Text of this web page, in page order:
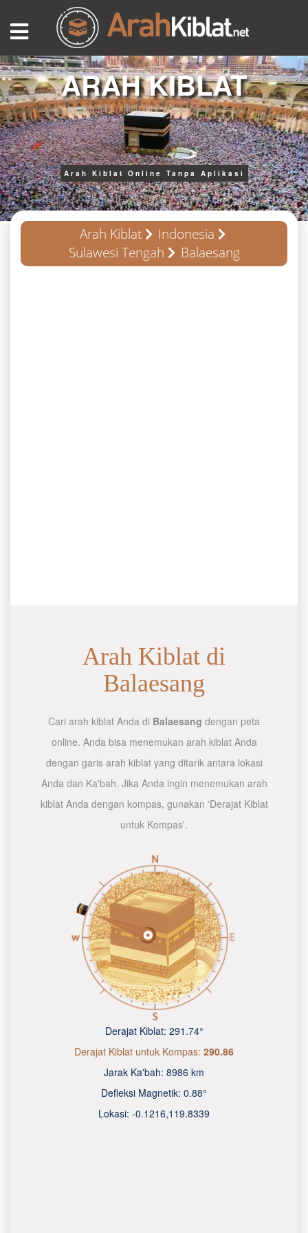
ARAH KIBLAT
Arah Kiblat Online Tanpa Aplikasi
Arah Kiblat
Indonesia
Sulawesi Tengah
Balaesang
Arah Kiblat di
Balaesang
Cari arah kiblat Anda di Balaesang dengan peta
online. Anda bisa menemukan arah kiblat Anda
dengan garis arah kiblat yang ditarik antara lokasi
Anda dan Ka'bah. Jika Anda ingin menemukan arah
kiblat Anda dengan kompas, gunakan 'Derajat Kiblat
untuk Kompas'.
Derajat Kiblat: 291.74°
Derajat Kiblat untuk Kompas: 290.86
Jarak Ka'bah: 8986 km
Defleksi Magnetik: 0.88°
Lokasi: -0.1216,119.8340